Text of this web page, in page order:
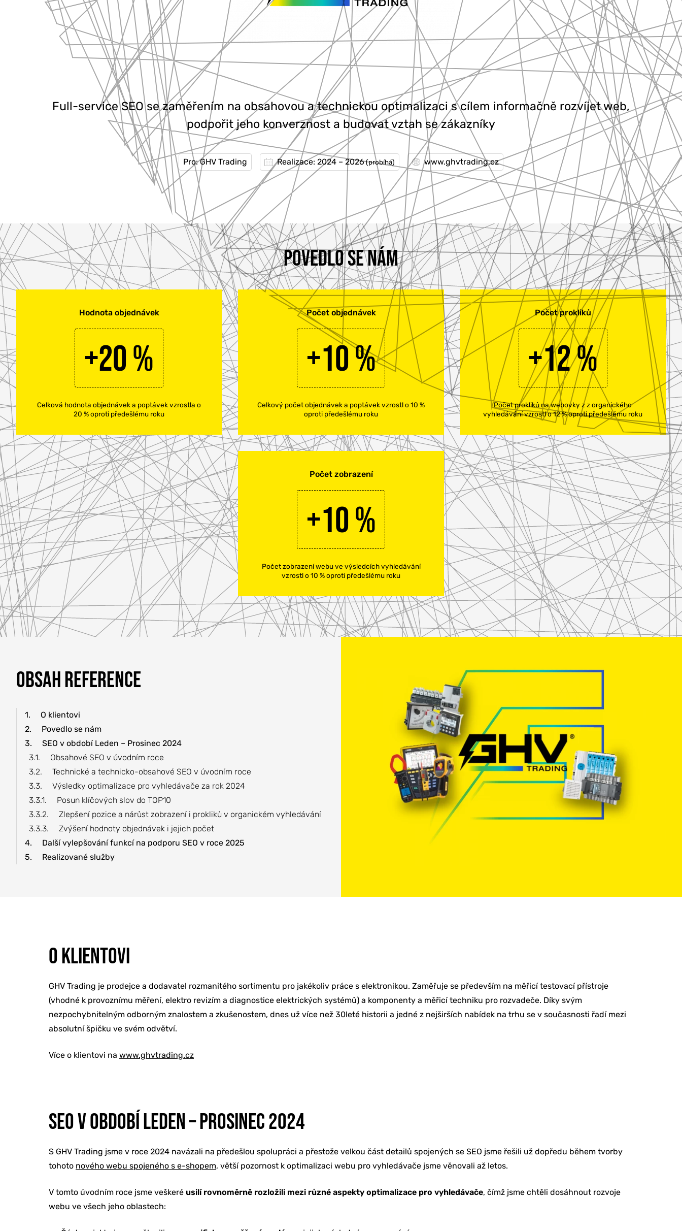
ONLINE MARKETING
TVORBA WEBU
PORADENSTVÍ & ŠKOLENÍ
REFERENCE
O NÁS
KONTAKTY
Full-service SEO se zaměřením na obsahovou a technickou optimalizaci s cílem informačně rozvíjet web,
podpořit jeho konverznost a budovat vztah se zákazníky
Pro: GHV Trading Realizace: 2024 – 2026(probíhá) www.ghvtrading.cz
POVEDLO SE NÁM
Hodnota objednávek
+20 %
Celková hodnota objednávek a poptávek vzrostla o
20 % oproti předešlému roku
Počet objednávek
+10 %
Celkový počet objednávek a poptávek vzrostl o 10 %
oproti předešlému roku
Počet prokliků
+12 %
Počet prokliků na webovky z z organického
vyhledávání vzrostl o 12 % oproti předešlému roku
Počet zobrazení
+10 %
Počet zobrazení webu ve výsledcích vyhledávání
vzrostl o 10 % oproti předešlému roku
OBSAH REFERENCE
1.
O klientovi
2.
Povedlo se nám
3.
SEO v období Leden – Prosinec 2024
3.1.
Obsahové SEO v úvodním roce
3.2.
Technické a technicko-obsahové SEO v úvodním roce
3.3.
Výsledky optimalizace pro vyhledávače za rok 2024
3.3.1.
Posun klíčových slov do TOP10
3.3.2.
Zlepšení pozice a nárůst zobrazení i prokliků v organickém vyhledávání
3.3.3.
Zvýšení hodnoty objednávek i jejich počet
4.
Další vylepšování funkcí na podporu SEO v roce 2025
5.
Realizované služby
O KLIENTOVI
GHV Trading je prodejce a dodavatel rozmanitého sortimentu pro jakékoliv práce s elektronikou. Zaměřuje se především na měřicí testovací přístroje
(vhodné k provoznímu měření, elektro revizím a diagnostice elektrických systémů) a komponenty a měřicí techniku pro rozvadeče. Díky svým
nezpochybnitelným odborným znalostem a zkušenostem, dnes už více než 30leté historii a jedné z nejširších nabídek na trhu se v současnosti řadí mezi
absolutní špičku ve svém odvětví.
Více o klientovi na www.ghvtrading.cz
SEO V OBDOBÍ LEDEN – PROSINEC 2024
S GHV Trading jsme v roce 2024 navázali na předešlou spolupráci a přestože velkou část detailů spojených se SEO jsme řešili už dopředu během tvorby
tohoto nového webu spojeného s e-shopem, větší pozornost k optimalizaci webu pro vyhledávače jsme věnovali až letos.
V tomto úvodním roce jsme veškeré usilí rovnoměrně rozložili mezi různé aspekty optimalizace pro vyhledávače, čímž jsme chtěli dosáhnout rozvoje
webu ve všech jeho oblastech: